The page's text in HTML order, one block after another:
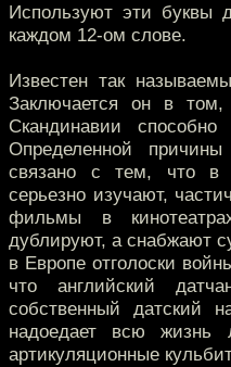
Используют эти буквы
каждом 12-ом слове.
Известен так
Заключается он в
Скандинавии способно
Определенной
связано с тем, что в
серьезно изучают,
фильмы в
дублируют, а снабжают
в Европе отголоски
что английский
собственный датский
надоедает всю жизнь
артикуляционные